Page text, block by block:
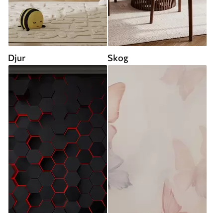
Djur Skog